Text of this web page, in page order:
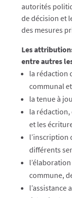
autorités
de décision et
des mesures
Les
entre autres
la rédaction
communal
la tenue à
la rédaction,
et les
l’inscription
différents
commune,
l’assistance